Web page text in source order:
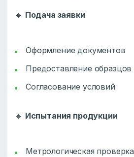
🔹 Подача заявки
Оформление документов
Предоставление образцов
Согласование условий
🔹 Испытания продукции
Метрологическая проверка